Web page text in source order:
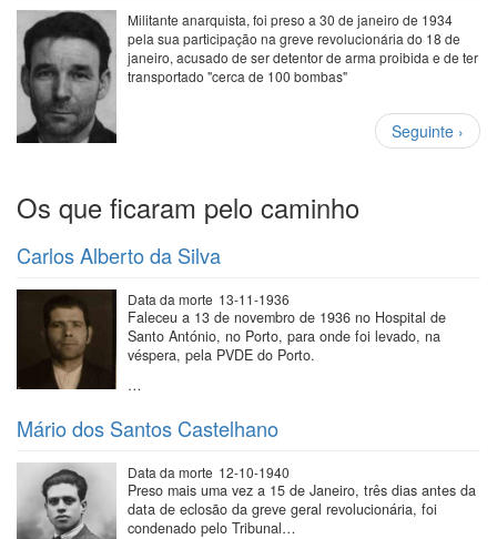
Militante anarquista, foi preso a 30 de janeiro de 1934
pela sua participação na greve revolucionária do 18 de
janeiro, acusado de ser detentor de arma proibida e de ter
transportado "cerca de 100 bombas"
Paginação
Próxima
página
Seguinte ›
Os que ficaram pelo caminho
Carlos Alberto da Silva
Data da morte 13-11-1936
Faleceu a 13 de novembro de 1936 no Hospital de
Santo António, no Porto, para onde foi levado, na
véspera, pela PVDE do Porto.
…
Mário dos Santos Castelhano
Data da morte 12-10-1940
Preso mais uma vez a 15 de Janeiro, três dias antes da
data de eclosão da greve geral revolucionária, foi
condenado pelo Tribunal…